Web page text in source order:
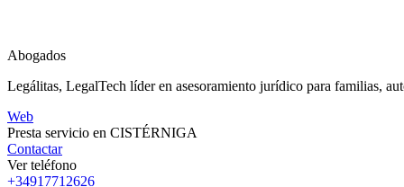
Abogados
Legálitas, LegalTech líder en asesoramiento jurídico para familias,
Web
Presta servicio en CISTÉRNIGA
Contactar
Ver teléfono
+34917712626